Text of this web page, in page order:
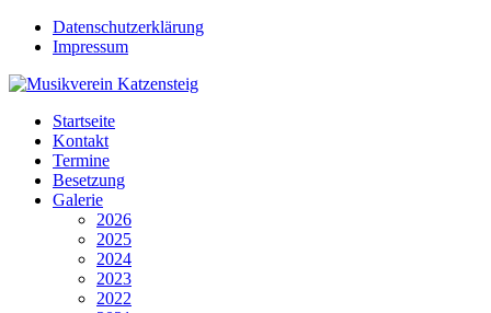
Datenschutzerklärung
Impressum
Startseite
Kontakt
Termine
Besetzung
Galerie
2026
2025
2024
2023
2022